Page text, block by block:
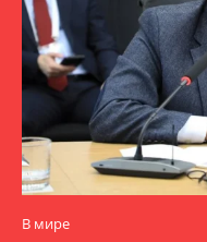
В мире